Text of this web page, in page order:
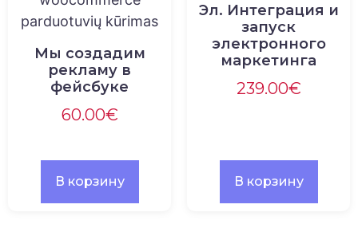
Мы создадим
рекламу в
фейсбуке
60.00€
В корзину
Эл. Интеграция и
запуск
электронного
маркетинга
239.00€
В корзину